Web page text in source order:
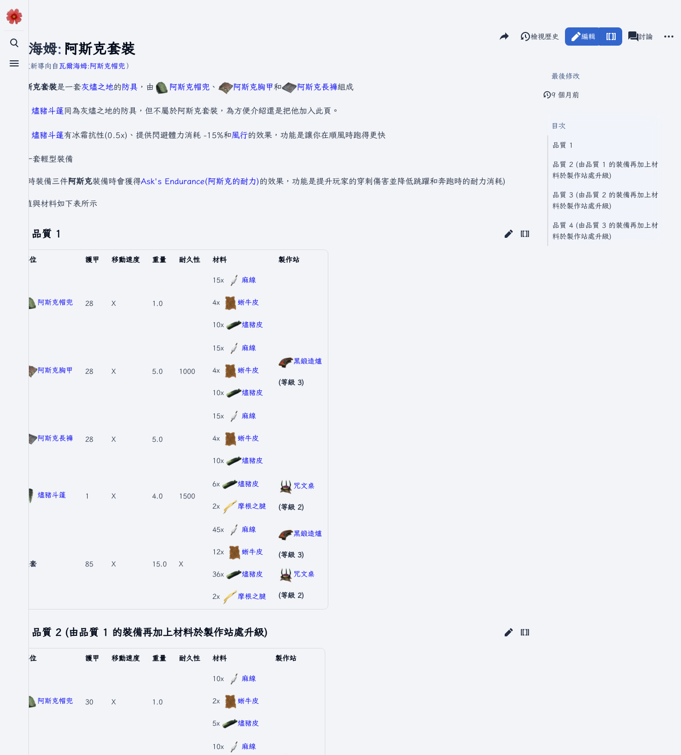
切換搜尋
切換選單
瓦爾海姆: 阿斯克套裝
分享此頁面
視圖閱讀 編輯
檢視歷史 associated-
瓦爾海姆
討論
（重新導向自 瓦爾海姆:阿斯克帽兜）
阿斯克套裝是一套灰燼之地的防具 ，由 阿斯克帽兜 、 阿斯克胸甲和 阿斯克長褲組成
燼豬斗篷同為灰燼之地的防具，但不屬於阿斯克套裝，為方便介紹還是把他加入此頁。
燼豬斗篷有冰霜抗性(0.5x)、提供閃避體力消耗 -15%和風行的效果，功能是讓你在順風時跑得更快
是一套輕型裝備
(同時裝備三件阿斯克裝備時會獲得Ask's Endurance(阿斯克的耐力) 的效果，功能是提升玩家的穿刺傷害並降低跳躍和奔跑時的耐力消耗)
數值與材料如下表所示
品質 1
部位 護甲 移動速度 重量 耐久性 材料 製作站
阿斯克帽兜 28 X 1.0
1000
15x 麻線
4x 蜥牛皮
10x 燼豬皮
黑鍛造爐
(等級 3)
阿斯克胸甲 28 X 5.0
15x 麻線
4x 蜥牛皮
10x 燼豬皮
阿斯克長褲 28 X 5.0
15x 麻線
4x 蜥牛皮
10x 燼豬皮
燼豬斗篷 1 X 4.0 1500
6x 燼豬皮
2x 摩根之腱
咒文桌
(等級 2)
整套 85 X 15.0 X
45x 麻線
12x 蜥牛皮
36x 燼豬皮
2x 摩根之腱
黑鍛造爐
(等級 3)
咒文桌
(等級 2)
品質 2 (由品質 1 的裝備再加上材料於製作站處升級)
部位 護甲 移動速度 重量 耐久性 材料 製作站
阿斯克帽兜 30 X 1.0
10x 麻線
2x 蜥牛皮
5x 燼豬皮
10x 麻線
最後修改
9 個月前
目次
品質 1
品質 2 (由品質 1 的裝備再加上材
料於製作站處升級)
品質 3 (由品質 2 的裝備再加上材
料於製作站處升級)
品質 4 (由品質 3 的裝備再加上材
料於製作站處升級)